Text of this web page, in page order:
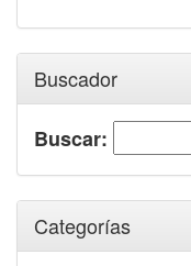
Buscador
Buscar:
Categorías